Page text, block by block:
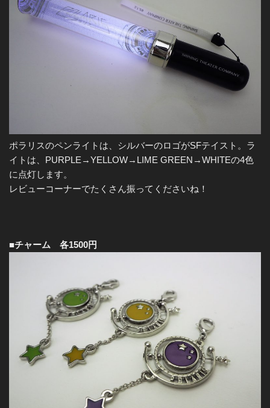
ポラリスのペンライトは、シルバーのロゴがSFテイスト。ラ
イトは、PURPLE→YELLOW→LIME GREEN→WHITEの4色
に点灯します。
レビューコーナーでたくさん振ってくださいね！
■チャーム 各1500円